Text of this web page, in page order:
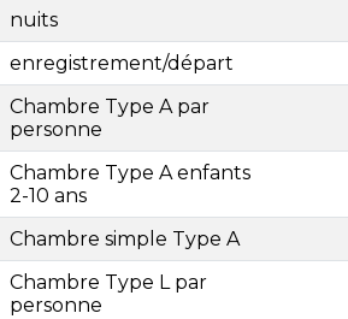
nuits
enregistrement/départ
Chambre Type A par
personne
Chambre Type A enfants
2-10 ans
Chambre simple Type A
Chambre Type L par
personne